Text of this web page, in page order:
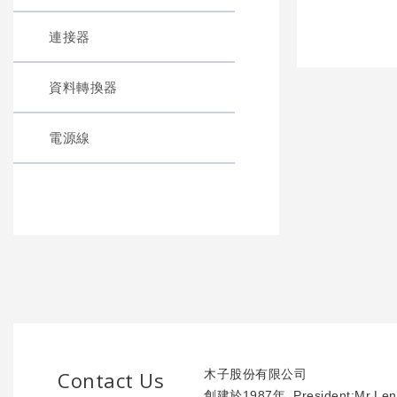
連接器
資料轉換器
電源線
Contact Us
木子股份有限公司